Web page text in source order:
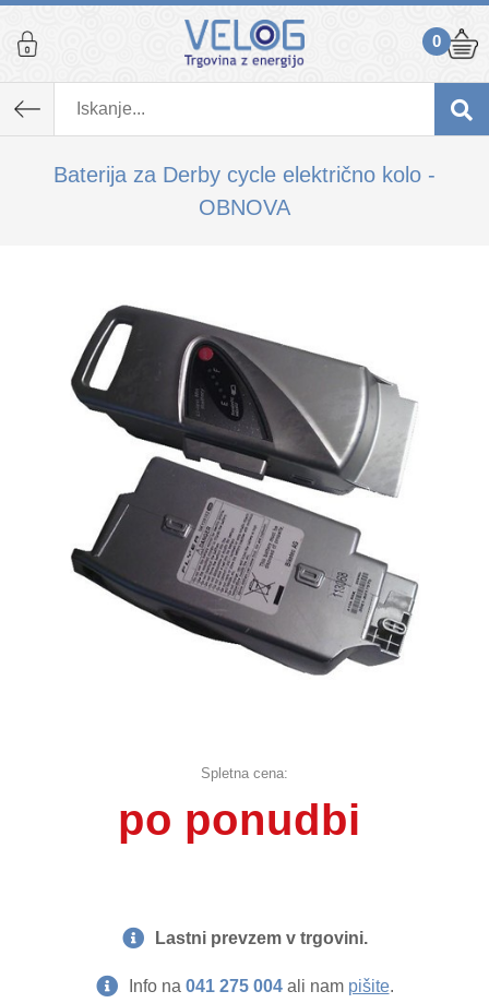
0
Baterija za Derby cycle električno kolo -
OBNOVA
Spletna cena:
po ponudbi
Lastni prevzem v trgovini.
Info na 041 275 004ali nam pišite.
K izdelku, ki ste ga dodali v košarico,
priporočamo tudi...